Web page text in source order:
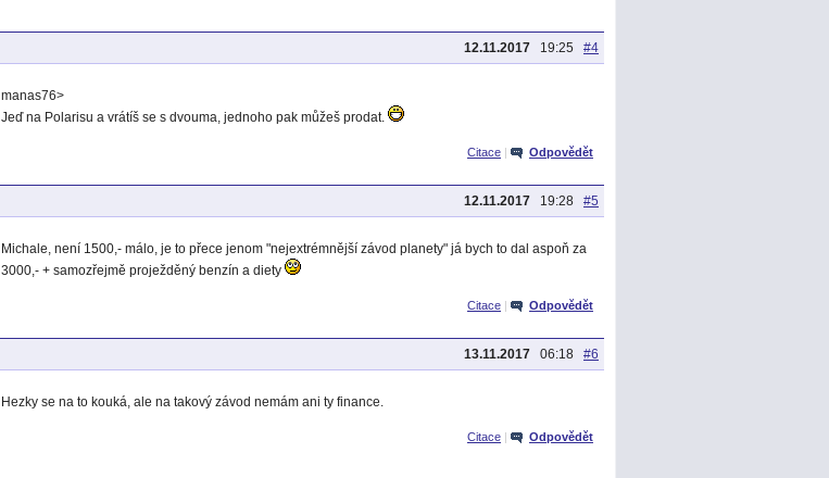
12.11.2017 19:25 #4
manas76>
Jeď na Polarisu a vrátíš se s dvouma, jednoho pak můžeš prodat.
Citace | Odpovědět
12.11.2017 19:28 #5
Michale, není 1500,- málo, je to přece jenom "nejextrémnější závod planety" já bych to dal aspoň za
3000,- + samozřejmě proježděný benzín a diety
Citace | Odpovědět
13.11.2017 06:18 #6
Hezky se na to kouká, ale na takový závod nemám ani ty finance.
Citace | Odpovědět